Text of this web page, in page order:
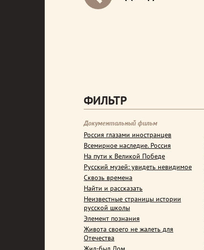
ФИЛЬТР
Документальный фильм
Россия глазами иностранцев
Всемирное наследие. Россия
На пути к Великой Победе
Русский музей: увидеть невидимое
Сквозь времена
Найти и рассказать
Неизвестные страницы истории
русской школы
Элемент познания
Живота своего не жалеть для
Отечества